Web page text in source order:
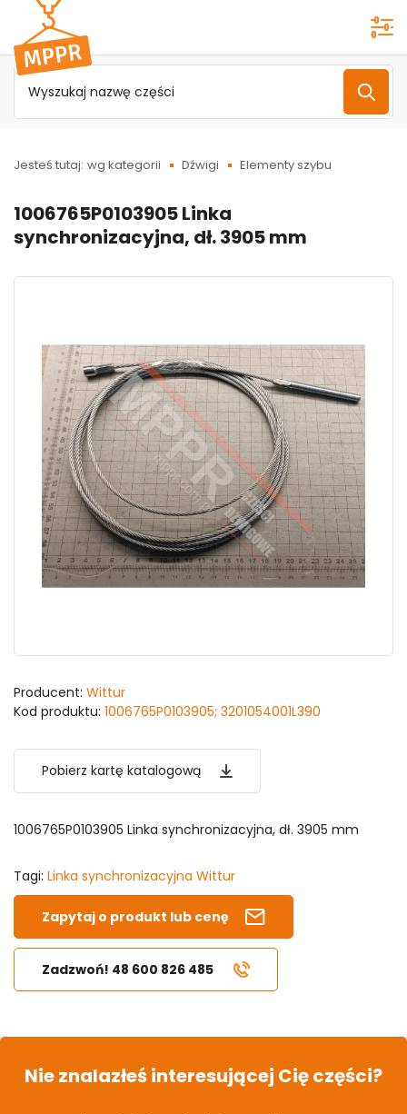
Przejdź do
menu
głównego
Jesteś tutaj: wg kategorii Dźwigi Elementy szybu
1006765P0103905 Linka
synchronizacyjna, dł. 3905 mm
Producent: Wittur
Kod produktu: 1006765P0103905; 3201054001L390
Pobierz kartę katalogową
1006765P0103905 Linka synchronizacyjna, dł. 3905 mm
Tagi: Linka synchronizacyjna Wittur
Zapytaj o produkt lub cenę
Zadzwoń! 48 600 826 485
Nie znalazłeś interesującej Cię części?